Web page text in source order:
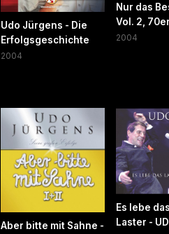
Udo Jürgens - Die
Erfolgsgeschichte
2004
Nur das
Vol. 2,
2004
Aber bitte mit Sahne -
Es lebe
Laster -